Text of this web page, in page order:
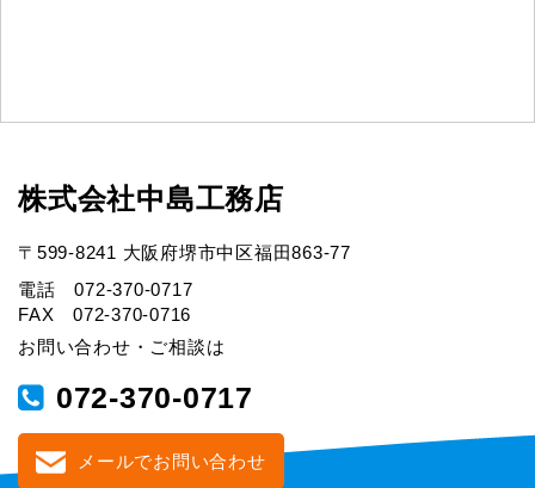
株式会社中島工務店
〒599-8241 大阪府堺市中区福田863-77
電話 072-370-0717
FAX 072-370-0716
お問い合わせ・ご相談は
072-370-0717
メールでお問い合わせ